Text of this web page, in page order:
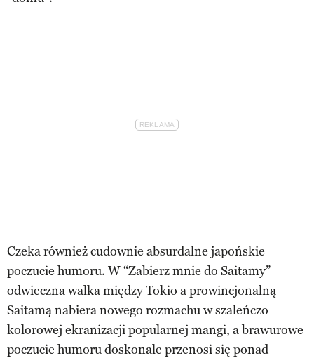
Czeka również cudownie absurdalne japońskie
poczucie humoru. W “Zabierz mnie do Saitamy”
odwieczna walka między Tokio a prowincjonalną
Saitamą nabiera nowego rozmachu w szaleńczo
kolorowej ekranizacji popularnej mangi, a brawurowe
poczucie humoru doskonale przenosi się ponad